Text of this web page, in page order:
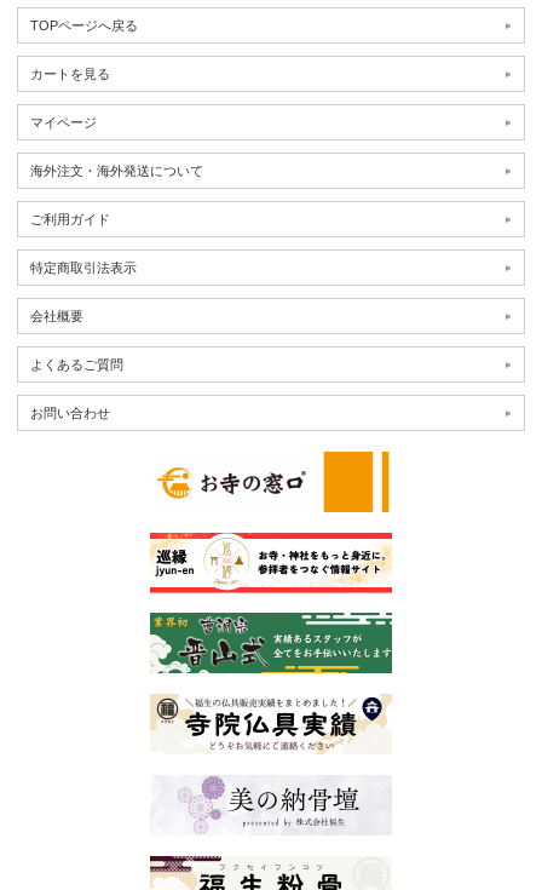
TOPページへ戻る
カートを見る
マイページ
海外注文・海外発送について
ご利用ガイド
特定商取引法表示
会社概要
よくあるご質問
お問い合わせ